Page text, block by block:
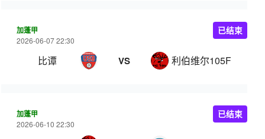
加蓬甲
2026-06-07 22:30
比谭 VS 利伯维尔105FC
已结束
加蓬甲
2026-06-10 22:30
已结束